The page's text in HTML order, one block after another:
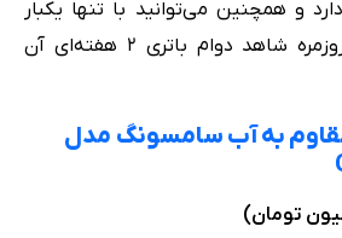
و همچنین می‌توانید با تنها یکبار
شارژ طی استفاده‌ی روزمره شاهد دوام باتری ۲ هفته‌ای آن
به آب سامسونگ مدل